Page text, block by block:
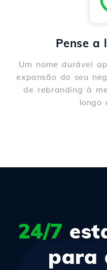
Pense a
Um nome durável
expansão do seu
de rebranding à
longo
24/7
para